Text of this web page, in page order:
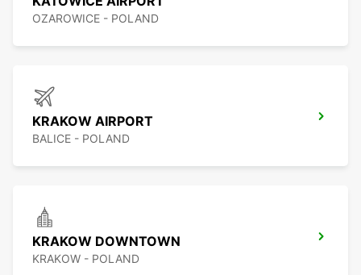
OZAROWICE - POLAND
KRAKOW AIRPORT
BALICE - POLAND
KRAKOW DOWNTOWN
KRAKOW - POLAND